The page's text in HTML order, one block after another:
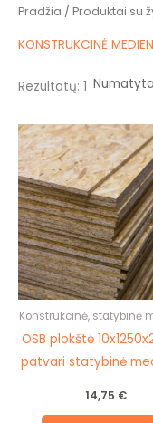
Pradžia / Produktai su
KONSTRUKCINĖ
Rezultatų: 1
Konstrukcinė, statybinė
OSB plokštė
patvari statybinė
14,75 €